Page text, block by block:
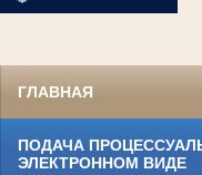
ГЛАВНАЯ
ПОДАЧА
ЭЛЕКТРОННОМ ВИДЕ